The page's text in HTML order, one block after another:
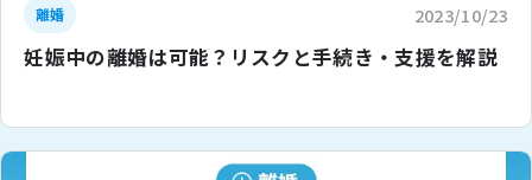
離婚 2023/10/23
妊娠中の離婚は可能？リスクと手続き・支援を解説